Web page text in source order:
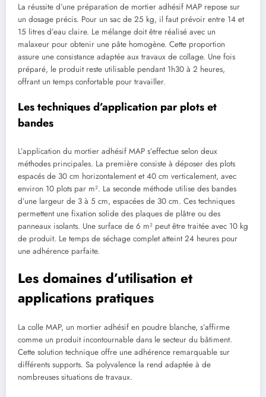
La réussite d’une préparation de mortier adhésif MAP repose sur
un dosage précis. Pour un sac de 25 kg, il faut prévoir entre 14 et
15 litres d’eau claire. Le mélange doit être réalisé avec un
malaxeur pour obtenir une pâte homogène. Cette proportion
assure une consistance adaptée aux travaux de collage. Une fois
préparé, le produit reste utilisable pendant 1h30 à 2 heures,
offrant un temps confortable pour travailler.
Les techniques d’application par plots et
bandes
L’application du mortier adhésif MAP s’effectue selon deux
méthodes principales. La première consiste à déposer des plots
espacés de 30 cm horizontalement et 40 cm verticalement, avec
environ 10 plots par m². La seconde méthode utilise des bandes
d’une largeur de 3 à 5 cm, espacées de 30 cm. Ces techniques
permettent une fixation solide des plaques de plâtre ou des
panneaux isolants. Une surface de 6 m² peut être traitée avec 10 kg
de produit. Le temps de séchage complet atteint 24 heures pour
une adhérence parfaite.
Les domaines d’utilisation et
applications pratiques
La colle MAP, un mortier adhésif en poudre blanche, s’affirme
comme un produit incontournable dans le secteur du bâtiment.
Cette solution technique offre une adhérence remarquable sur
différents supports. Sa polyvalence la rend adaptée à de
nombreuses situations de travaux.